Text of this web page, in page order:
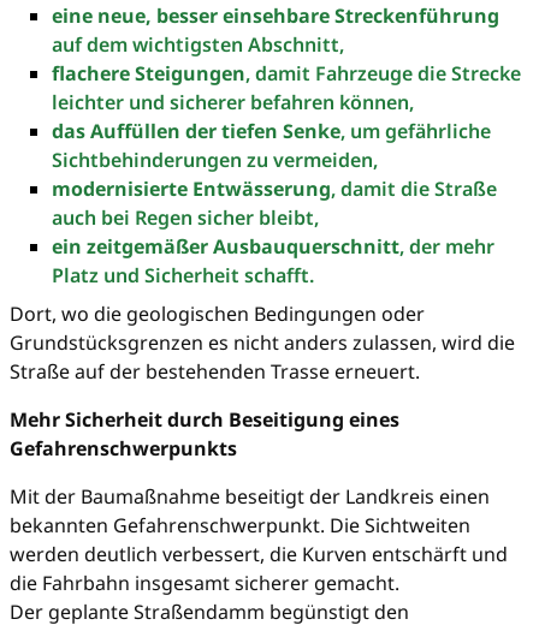
eine neue, besser einsehbare Streckenführung
auf dem wichtigsten Abschnitt,
flachere Steigungen, damit Fahrzeuge die Strecke
leichter und sicherer befahren können,
das Auffüllen der tiefen Senke, um gefährliche
Sichtbehinderungen zu vermeiden,
modernisierte Entwässerung, damit die Straße
auch bei Regen sicher bleibt,
ein zeitgemäßer Ausbauquerschnitt, der mehr
Platz und Sicherheit schafft.
Dort, wo die geologischen Bedingungen oder
Grundstücksgrenzen es nicht anders zulassen, wird die
Straße auf der bestehenden Trasse erneuert.
Mehr Sicherheit durch Beseitigung eines
Gefahrenschwerpunkts
Mit der Baumaßnahme beseitigt der Landkreis einen
bekannten Gefahrenschwerpunkt. Die Sichtweiten
werden deutlich verbessert, die Kurven entschärft und
die Fahrbahn insgesamt sicherer gemacht.
Der geplante Straßendamm begünstigt den